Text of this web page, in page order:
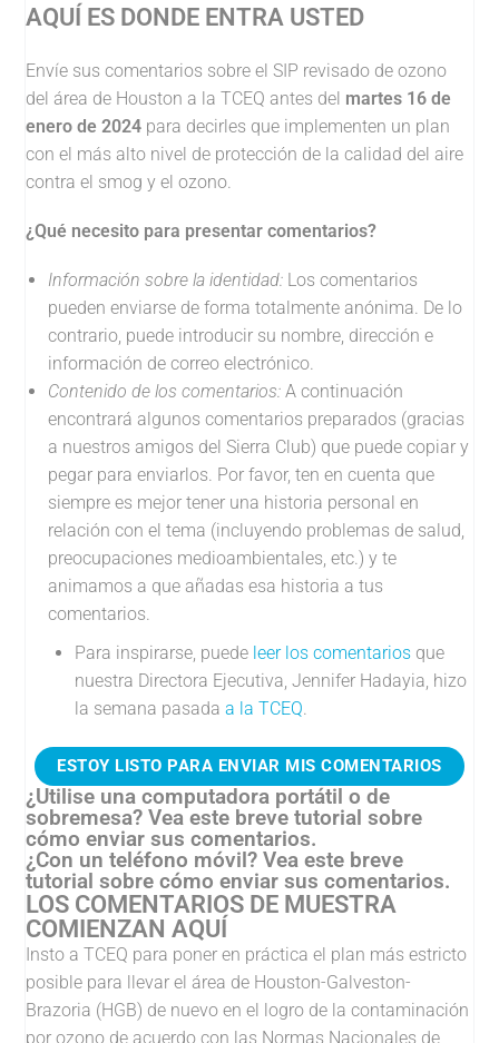
AQUÍ ES DONDE ENTRA USTED
Envíe sus comentarios sobre el SIP revisado de ozono
del área de Houston a la TCEQ antes del martes 16 de
enero de 2024 para decirles que implementen un plan
con el más alto nivel de protección de la calidad del aire
contra el smog y el ozono.
¿Qué necesito para presentar comentarios?
Información sobre la identidad: Los comentarios
pueden enviarse de forma totalmente anónima. De lo
contrario, puede introducir su nombre, dirección e
información de correo electrónico.
Contenido de los comentarios: A continuación
encontrará algunos comentarios preparados (gracias
a nuestros amigos del Sierra Club) que puede copiar y
pegar para enviarlos. Por favor, ten en cuenta que
siempre es mejor tener una historia personal en
relación con el tema (incluyendo problemas de salud,
preocupaciones medioambientales, etc.) y te
animamos a que añadas esa historia a tus
comentarios.
Para inspirarse, puede leer los comentarios que
nuestra Directora Ejecutiva, Jennifer Hadayia, hizo
la semana pasadaa la TCEQ
ESTOY LISTO PARA ENVIAR MIS COMENTARIOS
¿Utilise una computadora portátil o de
sobremesa? Vea este breve tutorial sobre
cómo enviar sus comentarios.
¿Con un teléfono móvil? Vea este breve
tutorial sobre cómo enviar sus comentarios.
LOS COMENTARIOS DE MUESTRA
COMIENZAN AQUÍ
Insto a TCEQ para poner en práctica el plan más estricto
posible para llevar el área de Houston-Galveston-
Brazoria (HGB) de nuevo en el logro de la contaminación
por ozono de acuerdo con las Normas Nacionales de